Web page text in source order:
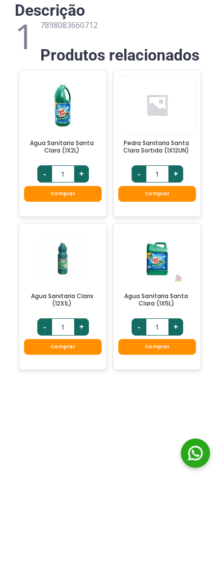
Descrição
1 7898083660712
Produtos relacionados
Agua Sanitaria Santa
Clara (1X2L)
- +
Comprar
Pedra Sanitaria Santa
Clara Sortida (1X12UN)
- +
Comprar
Agua Sanitaria Clarix
(12X1L)
- +
Comprar
Agua Sanitaria Santa
Clara (1X5L)
- +
Comprar